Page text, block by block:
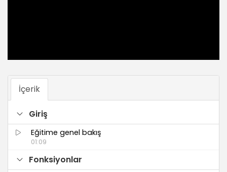
İçerik
Giriş
Eğitime genel bakış
01:09
Fonksiyonlar